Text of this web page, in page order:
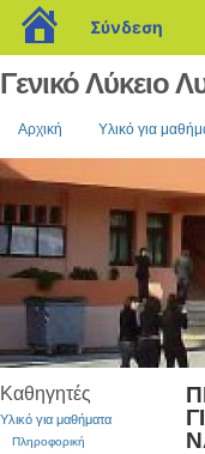
blogs.sch.gr
Σύνδεση
Γενικό Λύκειο
Αρχική Υλικό για
Καθηγητές
Υλικό για μαθήματα
Πληροφορική